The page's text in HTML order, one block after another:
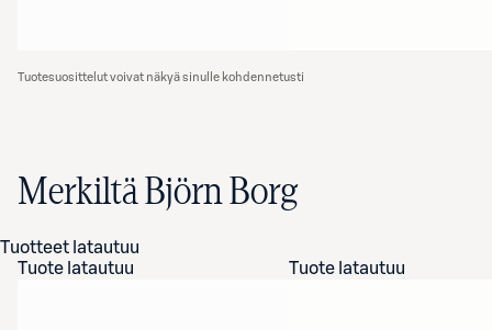
Tuotesuosittelut voivat näkyä sinulle kohdennetusti
Merkiltä Björn Borg
Tuotteet latautuu
Tuote latautuu
Tuote latautuu